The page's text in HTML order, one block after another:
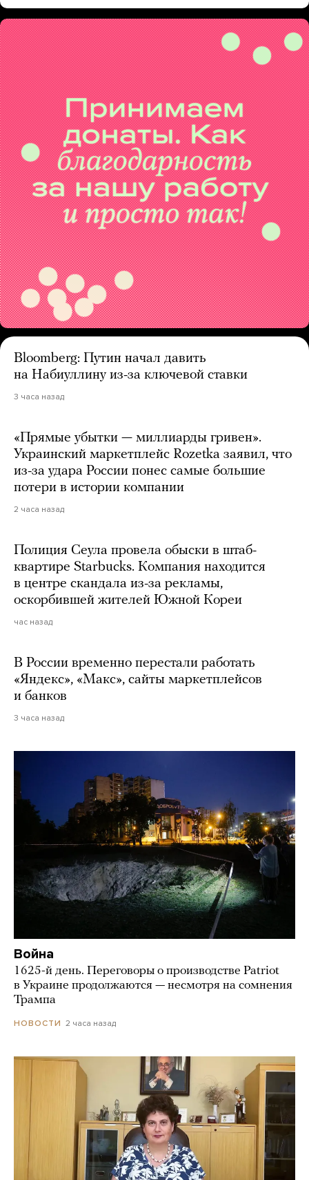
Bloomberg: Путин начал давить
на Набиуллину из-за ключевой ставки
3 часа назад
«Прямые убытки — миллиарды гривен».
Украинский маркетплейс Rozetka заявил, что
из-за удара России понес самые большие
потери в истории компании
2 часа назад
Полиция Сеула провела обыски в штаб-
квартире Starbucks. Компания находится
в центре скандала из-за рекламы,
оскорбившей жителей Южной Кореи
час назад
В России временно перестали работать
«Яндекс», «Макс», сайты маркетплейсов
и банков
3 часа назад
Война
1625-й день. Переговоры о производстве Patriot
в Украине продолжаются — несмотря на сомнения
Трампа
НОВОСТИ 2 часа назад